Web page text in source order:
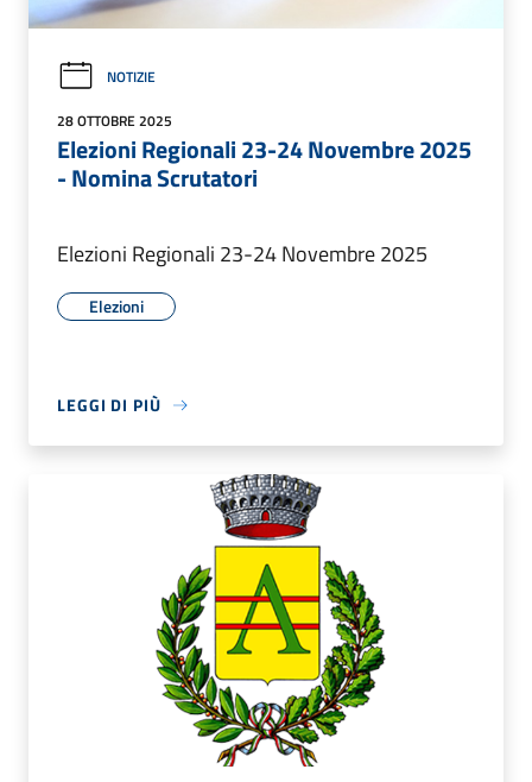
NOTIZIE
28 OTTOBRE 2025
Elezioni Regionali 23-24 Novembre 2025
- Nomina Scrutatori
Elezioni Regionali 23-24 Novembre 2025
Elezioni
LEGGI DI PIÙ